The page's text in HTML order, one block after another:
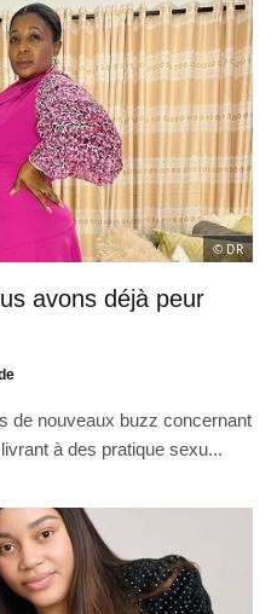
© DR
avons déjà peur
de nouveaux buzz concernant
à des pratique sexu...